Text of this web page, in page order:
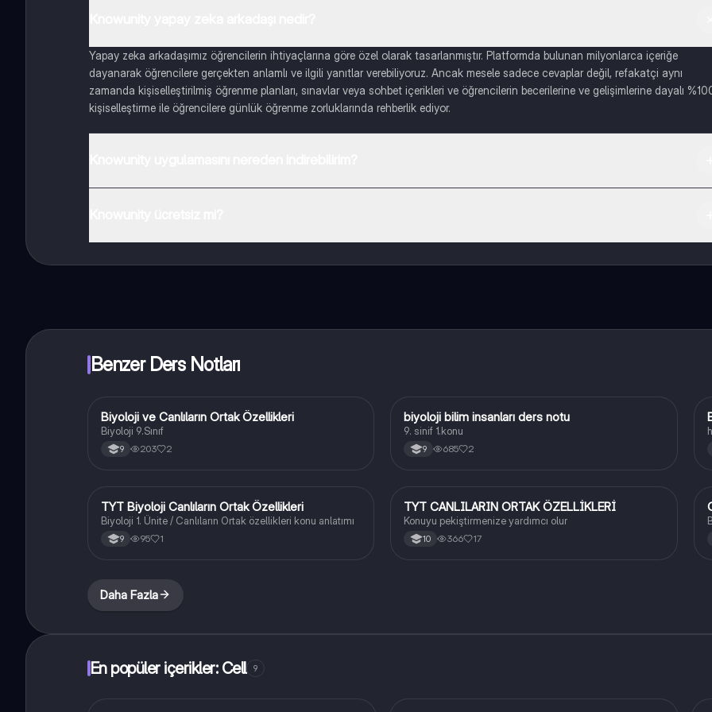
Yapay zeka arkadaşımız öğrencilerin ihtiyaçlarına göre özel olarak tasarlanmıştır. Platformda bulunan milyonlarca içeriğe
dayanarak öğrencilere gerçekten anlamlı ve ilgili yanıtlar verebiliyoruz. Ancak mesele sadece cevaplar değil, refakatçi aynı
zamanda kişiselleştirilmiş öğrenme planları, sınavlar veya sohbet içerikleri ve öğrencilerin becerilerine ve gelişimlerine dayalı
kişiselleştirme ile öğrencilere günlük öğrenme zorluklarında rehberlik ediyor.
Benzer Ders Notları
Biyoloji
Biyoloji ve Canlıların Ortak Özellikleri
Biyoloji 9.Sınıf
9 203 2
Biyoloji
biyoloji bilim insanları ders notu
9. sinif 1.konu
9 685 2
Fen Bilimleri
TYT Biyoloji Canlıların Ortak Özellikleri
Biyoloji 1. Ünite / Canlıların Ortak özellikleri konu anlatımı
9 95 1
Biyoloji
TYT CANLILARIN ORTAK ÖZELLİKLERİ
Konuyu pekiştirmenize yardımcı olur
10 366 17
Daha Fazla
En popüler içerikler: Cell 9